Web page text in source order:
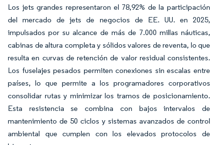
Los jets grandes representaron el 78,92% de la participación
del mercado de jets de negocios de EE. UU. en 2025,
impulsados por su alcance de más de 7.000 millas náuticas,
cabinas de altura completa y sólidos valores de reventa, lo que
resulta en curvas de retención de valor residual consistentes.
Los fuselajes pesados permiten conexiones sin escalas entre
países, lo que permite a los programadores corporativos
consolidar rutas y minimizar los tramos de posicionamiento.
Esta resistencia se combina con bajos intervalos de
mantenimiento de 50 ciclos y sistemas avanzados de control
ambiental que cumplen con los elevados protocolos de